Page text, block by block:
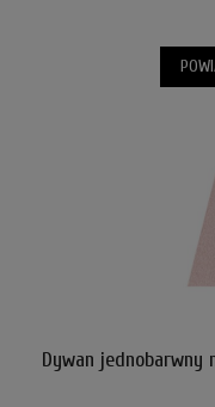
Dywan jednobarwny